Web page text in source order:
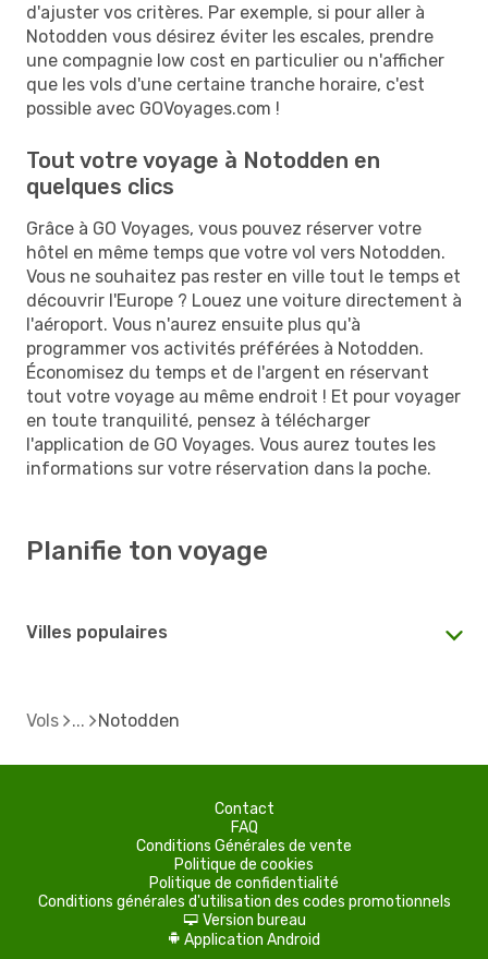
d'ajuster vos critères. Par exemple, si pour aller à
Notodden vous désirez éviter les escales, prendre
une compagnie low cost en particulier ou n'afficher
que les vols d'une certaine tranche horaire, c'est
possible avec GOVoyages.com !
Tout votre voyage à Notodden en
quelques clics
Grâce à GO Voyages, vous pouvez réserver votre
hôtel en même temps que votre vol vers Notodden.
Vous ne souhaitez pas rester en ville tout le temps et
découvrir l'Europe ? Louez une voiture directement à
l'aéroport. Vous n'aurez ensuite plus qu'à
programmer vos activités préférées à Notodden.
Économisez du temps et de l'argent en réservant
tout votre voyage au même endroit ! Et pour voyager
en toute tranquilité, pensez à télécharger
l'application de GO Voyages. Vous aurez toutes les
informations sur votre réservation dans la poche.
Planifie ton voyage
Villes populaires
Vols Notodden
Contact
FAQ
Conditions Générales de vente
Politique de cookies
Politique de confidentialité
Conditions générales d'utilisation des codes promotionnels
d Version bureau
A Application Android